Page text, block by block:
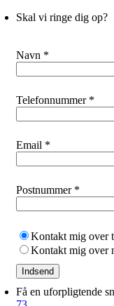
Skal vi ringe dig op?
Navn *
Telefonnummer *
Email *
Postnummer *
Kontakt mig over
Kontakt mig over
Indsend
Få en uforpligtende